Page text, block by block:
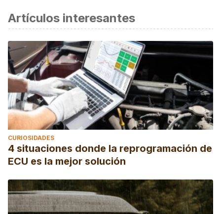
Artículos interesantes
CURIOSIDADES
4 situaciones donde la reprogramación de
ECU es la mejor solución